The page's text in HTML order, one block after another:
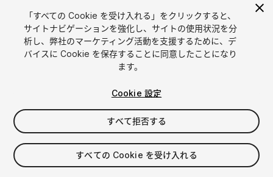
1 /4
$10
消費税は決済時に計算されます
「すべての Cookie を受け入れる」をクリックすると、
サイトナビゲーションを強化し、サイトの使用状況を分
析し、弊社のマーケティング活動を支援するために、デ
バイスに Cookie を保存することに同意したことになり
ます。
Cookie 設定
すべて拒否する
すべての Cookie を受け入れる